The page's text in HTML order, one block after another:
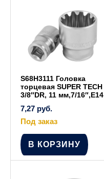
S68H3111 Головка
торцевая SUPER TECH
3/8″DR, 11 мм,7/16″,E14
7,27 руб.
Под заказ
В КОРЗИНУ